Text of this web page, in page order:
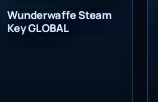
Wunderwaffe Steam
Key GLOBAL